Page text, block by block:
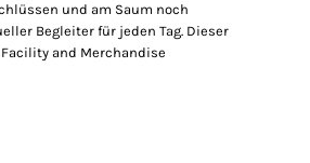
und am Saum noch
Begleiter für jeden Tag. Dieser
and Merchandise